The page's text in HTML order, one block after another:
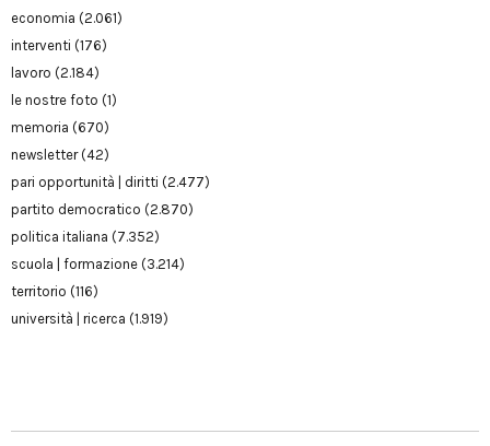
economia (2.061)
interventi (176)
lavoro (2.184)
le nostre foto (1)
memoria (670)
newsletter(42)
pari opportunità | diritti (2.477)
partito democratico (2.870)
politica italiana (7.352)
scuola | formazione (3.214)
territorio (116)
università | ricerca (1.919)